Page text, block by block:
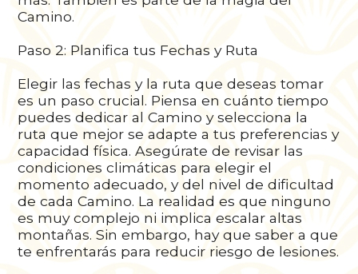
Camino.
Paso 2: Planifica tus Fechas y Ruta
Elegir las fechas y la ruta que deseas tomar
es un paso crucial. Piensa en cuánto tiempo
puedes dedicar al Camino y selecciona la
ruta que mejor se adapte a tus preferencias y
capacidad física. Asegúrate de revisar las
condiciones climáticas para elegir el
momento adecuado, y del nivel de dificultad
de cada Camino. La realidad es que ninguno
es muy complejo ni implica escalar altas
montañas. Sin embargo, hay que saber a que
te enfrentarás para reducir riesgo de lesiones.